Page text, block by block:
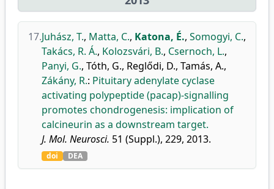
17.Juhász, T., Matta, C., Katona, É., Somogyi, C.,
Takács, R. Á., Kolozsvári, B., Csernoch, L.,
Panyi, G., Tóth, G., Reglődi, D., Tamás, A.,
Zákány, R.: Pituitary adenylate cyclase
activating polypeptide (pacap)-signalling
promotes chondrogenesis: implication of
calcineurin as a downstream target.
J. Mol. Neurosci. 51 (Suppl.), 229, 2013.
doi DEA